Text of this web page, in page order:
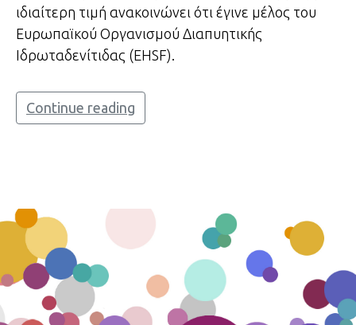
ιδιαίτερη τιμή ανακοινώνει ότι έγινε μέλος του
Ευρωπαϊκού Οργανισμού Διαπυητικής
Ιδρωταδενίτιδας (EHSF).
Continue reading
ΕΠΙΔΕΡΜΙΑ